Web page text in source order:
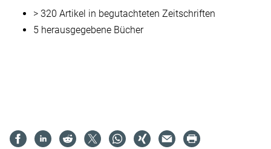
> 320 Artikel in begutachteten Zeitschriften
5 herausgegebene Bücher